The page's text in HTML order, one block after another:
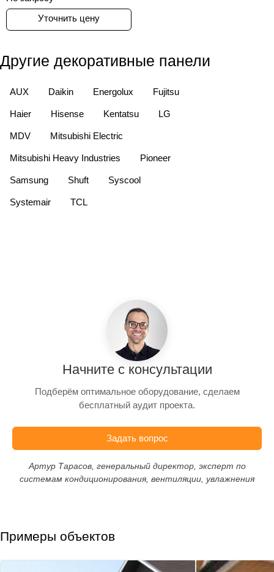
Уточнить цену
Другие декоративные панели
AUX Daikin Energolux Fujitsu
Haier Hisense Kentatsu LG
MDV Mitsubishi Electric
Mitsubishi Heavy Industries Pioneer
Samsung Shuft Syscool
Systemair TCL
Начните с консультации
Подберём оптимальное оборудование, сделаем
бесплатный аудит проекта.
Задать вопрос
Артур Тарасов, генеральный директор, эксперт по
системам кондиционирования, вентиляции, увлажнения
Примеры объектов